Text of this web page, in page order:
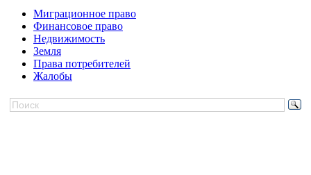
Миграционное право
Финансовое право
Недвижимость
Земля
Права потребителей
Жалобы